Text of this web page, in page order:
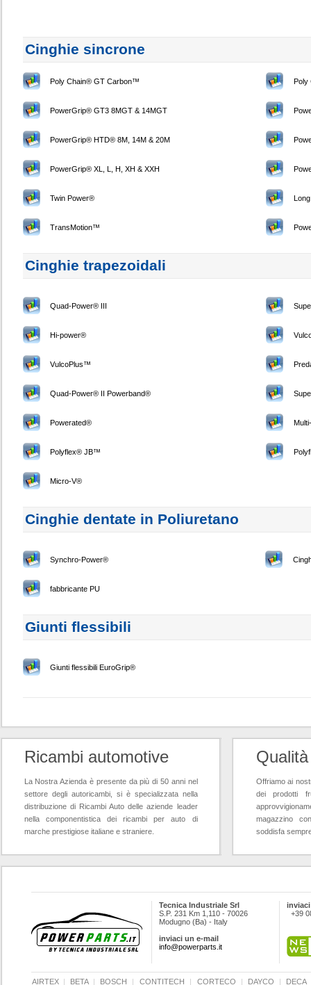
Cinghie sincrone
Poly Chain® GT Carbon™ Poly
PowerGrip® GT3 8MGT & 14MGT
PowerGrip® HTD® 8M, 14M & 20M
PowerGrip® XL, L, H, XH & XXH
Twin Power®
TransMotion™
Cinghie trapezoidali
Quad-Power® III
Hi-power®
VulcoPlus™
Quad-Power® II Powerband®
Powerated®
Polyflex® JB™
Micro-V®
Cinghie dentate in Poliuretano
Synchro-Power®
fabbricante PU
Giunti flessibili
Giunti flessibili EuroGrip®
Ricambi automotive
La Nostra Azienda è presente da più di 50 anni nel
settore degli autoricambi, si è specializzata nella
distribuzione di Ricambi Auto delle aziende leader
nella componentistica dei ricambi per auto di
marche prestigiose italiane e straniere.
Offriamo ai
dei prodotti
magazzino
soddisfa
Tecnica Industriale Srl
S.P. 231 Km 1,110 - 70026
Modugno (Ba) - Italy
inviaci un e-mail
info@powerparts.it
+39
AIRTEX | BETA | BOSCH | CONTITECH | CORTECO | DAYCO | DECA